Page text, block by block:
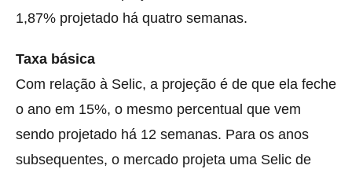
1,87% projetado há quatro semanas.
Taxa básica
Com relação à Selic, a projeção é de que ela feche
o ano em 15%, o mesmo percentual que vem
sendo projetado há 12 semanas. Para os anos
subsequentes, o mercado projeta uma Selic de